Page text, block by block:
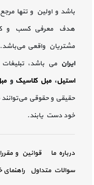
باشد و اولین و تنها
هدف معرفی کسب و
مشتریان واقعی
ایران می باشد،
استیل،مبل کلاسیک و
حقیقی و حقوقی
خود دست یابند.
درباره ما قوانین و
سوالات متداول
راهنمای